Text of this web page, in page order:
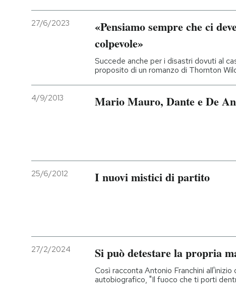
Entra
27/6/2023
«Pensiamo sempre che ci
colpevole»
Succede anche per i disastri dovuti al
proposito di un romanzo di Thornton
4/9/2013 Mario Mauro, Dante e De
25/6/2012 I nuovi mistici di partito
27/2/2024 Si può detestare la propria
Così racconta Antonio Franchini all'inizio
autobiografico, "Il fuoco che ti porti